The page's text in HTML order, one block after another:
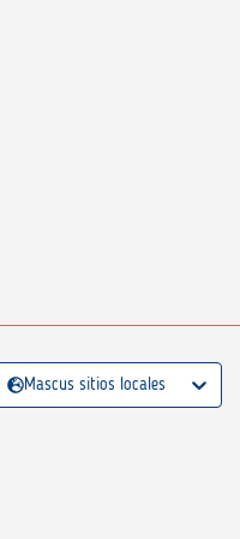
Mascus sitios locales